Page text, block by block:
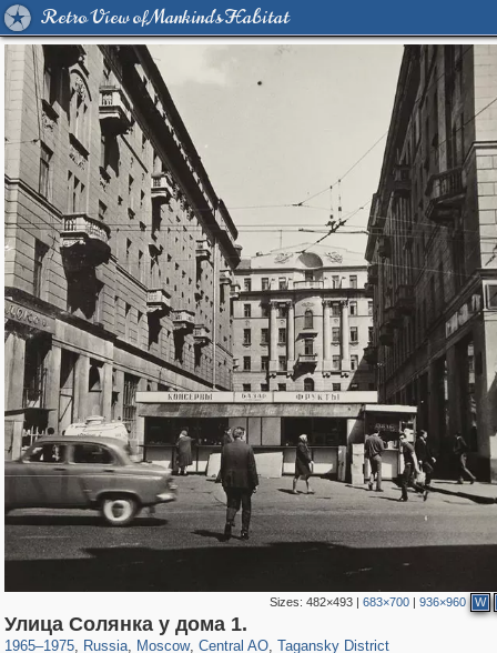
Retro View of Mankind's Habitat
Sizes:482×493 |683×700 |936×960 W
Улица Солянка у дома 1.
1965–1975, Russia
1,406,144 29,243
, Moscow
319,779 8,286
, Central AO
159,978 5,916
, Tagansky District